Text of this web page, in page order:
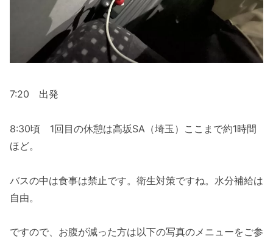
7:20 出発
8:30頃 1回目の休憩は高坂SA（埼玉）ここまで約1時間
ほど。
バスの中は食事は禁止です。衛生対策ですね。水分補給は
自由。
ですので、お腹が減った方は以下の写真のメニューをご参